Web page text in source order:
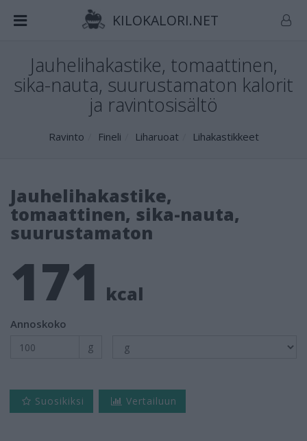
KILOKALORI.NET
Jauhelihakastike, tomaattinen,
sika-nauta, suurustamaton kalorit
ja ravintosisältö
Ravinto Fineli Liharuoat Lihakastikkeet
Jauhelihakastike,
tomaattinen, sika-nauta,
suurustamaton
171 kcal
Annoskoko
g
Suosikiksi Vertailuun